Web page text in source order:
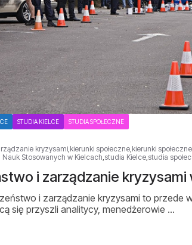
STUDIA KIELCE STUDIA SPOŁECZNE
kryzysami kierunki społeczne kierunki
Stosowanych w Kielcach studia Kielce studia
i zarządzanie kryzysami
i zarządzanie kryzysami to przede
się przyszli analitycy, menedżerowie …